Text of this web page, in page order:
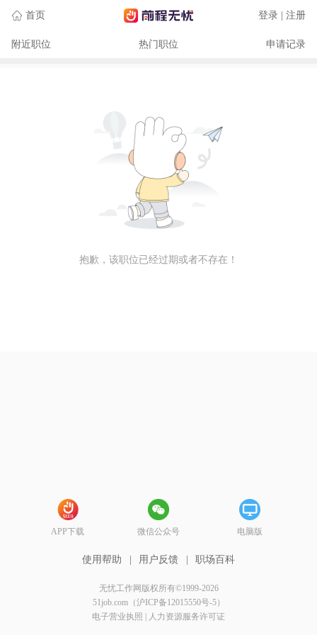
首页 登录 | 注册
附近职位 热门职位 申请记录
抱歉，该职位已经过期或者不存在！
APP下载 微信公众号 电脑版
使用帮助 用户反馈 职场百科
无忧工作网版权所有©1999-2026
51job.com（沪ICP备12015550号-5）
电子营业执照
人力资源服务许可证